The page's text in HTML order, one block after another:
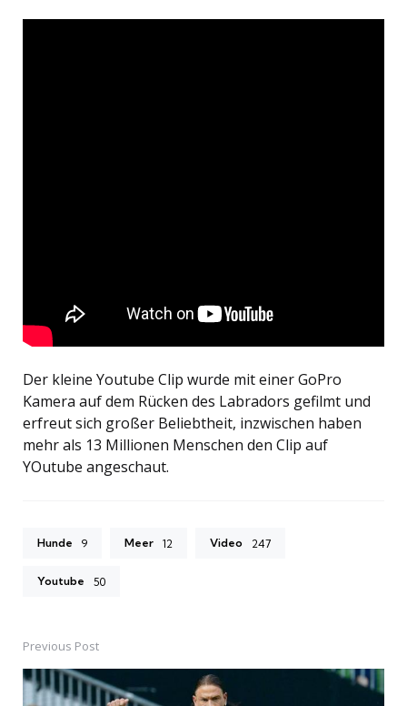
Der kleine Youtube Clip wurde mit einer GoPro
Kamera auf dem Rücken des Labradors gefilmt und
erfreut sich großer Beliebtheit, inzwischen haben
mehr als 13 Millionen Menschen den Clip auf
YOutube angeschaut.
Hunde 9 Meer 12 Video 247
Youtube 50
Post
navigation
Previous Post